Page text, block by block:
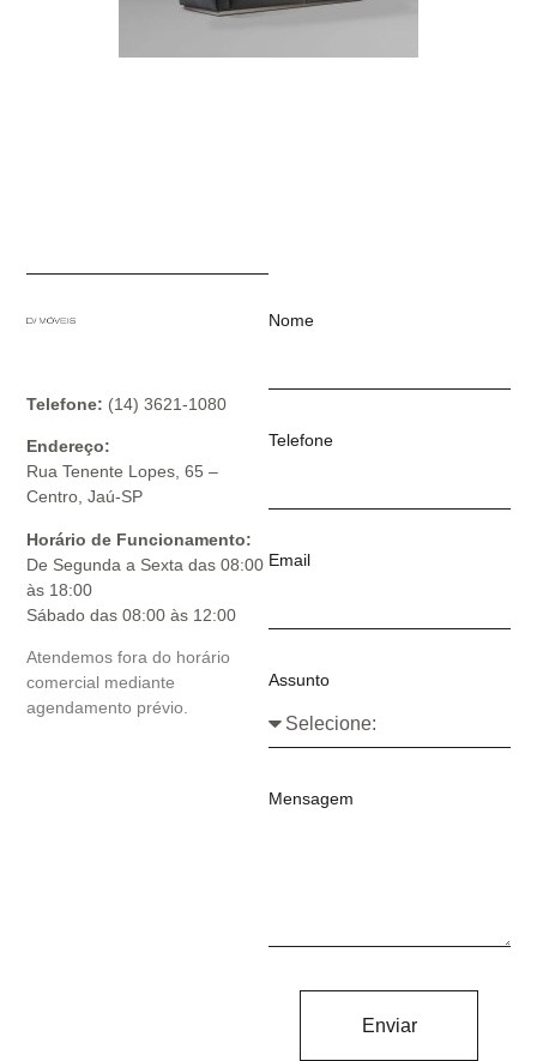
Telefone: (14) 3621-1080
Endereço:
Rua Tenente Lopes, 65 –
Centro, Jaú-SP
Horário de Funcionamento:
De Segunda a Sexta das 08:00
às 18:00
Sábado das 08:00 às 12:00
Atendemos fora do horário
comercial mediante
agendamento prévio.
Nome
Telefone
Email
Assunto
Mensagem
Enviar